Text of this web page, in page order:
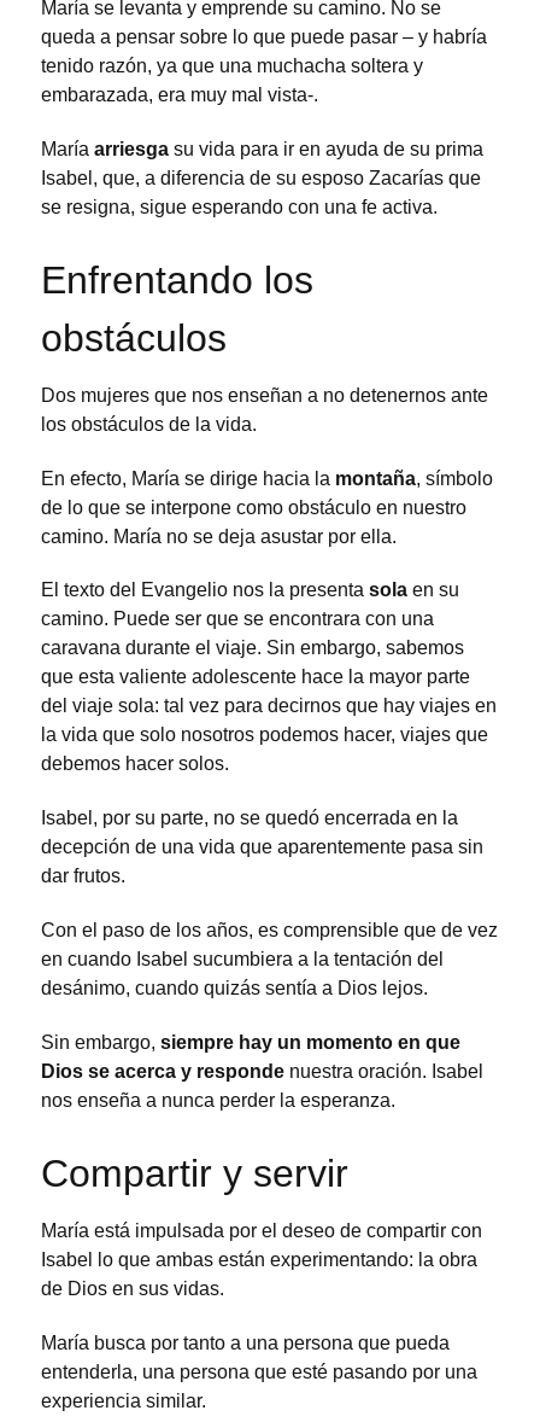
María se levanta y emprende su camino. No se
queda a pensar sobre lo que puede pasar – y habría
tenido razón, ya que una muchacha soltera y
embarazada, era muy mal vista-.
María arriesga su vida para ir en ayuda de su prima
Isabel, que, a diferencia de su esposo Zacarías que
se resigna, sigue esperando con una fe activa.
Enfrentando los
obstáculos
Dos mujeres que nos enseñan a no detenernos ante
los obstáculos de la vida.
En efecto, María se dirige hacia la montaña, símbolo
de lo que se interpone como obstáculo en nuestro
camino. María no se deja asustar por ella.
El texto del Evangelio nos la presenta sola en su
camino. Puede ser que se encontrara con una
caravana durante el viaje. Sin embargo, sabemos
que esta valiente adolescente hace la mayor parte
del viaje sola: tal vez para decirnos que hay viajes en
la vida que solo nosotros podemos hacer, viajes que
debemos hacer solos.
Isabel, por su parte, no se quedó encerrada en la
decepción de una vida que aparentemente pasa sin
dar frutos.
Con el paso de los años, es comprensible que de vez
en cuando Isabel sucumbiera a la tentación del
desánimo, cuando quizás sentía a Dios lejos.
Sin embargo, siempre hay un momento en que
Dios se acerca y responde nuestra oración. Isabel
nos enseña a nunca perder la esperanza.
Compartir y servir
María está impulsada por el deseo de compartir con
Isabel lo que ambas están experimentando: la obra
de Dios en sus vidas.
María busca por tanto a una persona que pueda
entenderla, una persona que esté pasando por una
experiencia similar.